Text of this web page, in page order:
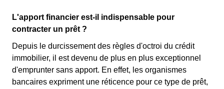
L'apport financier est-il indispensable pour
contracter un prêt ?
Depuis le durcissement des règles d'octroi du crédit
immobilier, il est devenu de plus en plus exceptionnel
d'emprunter sans apport. En effet, les organismes
bancaires expriment une réticence pour ce type de prêt,